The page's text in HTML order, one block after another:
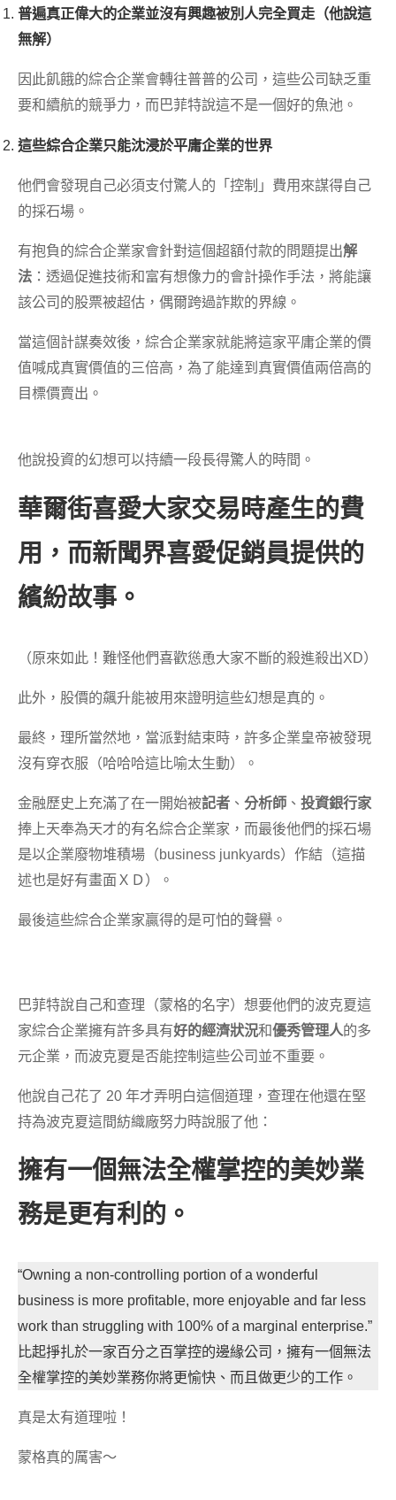
普遍真正偉大的企業並沒有興趣被別人完全買走（他說這
無解）
因此飢餓的綜合企業會轉往普普的公司，這些公司缺乏重
要和續航的競爭力，而巴菲特說這不是一個好的魚池。
這些綜合企業只能沈浸於平庸企業的世界
他們會發現自己必須支付驚人的「控制」費用來謀得自己
的採石場。
有抱負的綜合企業家會針對這個超額付款的問題提出解
法 ：透過促進技術和富有想像力的會計操作手法，將能讓
該公司的股票被超估，偶爾跨過詐欺的界線。
當這個計謀奏效後，綜合企業家就能將這家平庸企業的價
值喊成真實價值的三倍高，為了能達到真實價值兩倍高的
目標價賣出。
他說投資的幻想可以持續一段長得驚人的時間。
華爾街喜愛大家交易時產生的費
用，而新聞界喜愛促銷員提供的
繽紛故事。
（原來如此！難怪他們喜歡慫恿大家不斷的殺進殺出XD）
此外，股價的飆升能被用來證明這些幻想是真的。
最終，理所當然地，當派對結束時，許多企業皇帝被發現
沒有穿衣服（哈哈哈這比喻太生動）。
金融歷史上充滿了在一開始被記者 、分析師 、投資銀行家
捧上天奉為天才的有名綜合企業家，而最後他們的採石場
是以企業廢物堆積場（business junkyards）作結（這描
述也是好有畫面ＸＤ）。
最後這些綜合企業家贏得的是可怕的聲譽。
巴菲特說自己和查理（蒙格的名字）想要他們的波克夏這
家綜合企業擁有許多具有好的經濟狀況和優秀管理人的多
元企業，而波克夏是否能控制這些公司並不重要。
他說自己花了 20 年才弄明白這個道理，查理在他還在堅
持為波克夏這間紡織廠努力時說服了他：
擁有一個無法全權掌控的美妙業
務是更有利的。
“Owning a non-controlling portion of a wonderful
business is more profitable, more enjoyable and far less
work than struggling with 100% of a marginal enterprise.”
比起掙扎於一家百分之百掌控的邊緣公司，擁有一個無法
全權掌控的美妙業務你將更愉快、而且做更少的工作。
真是太有道理啦！
蒙格真的厲害～